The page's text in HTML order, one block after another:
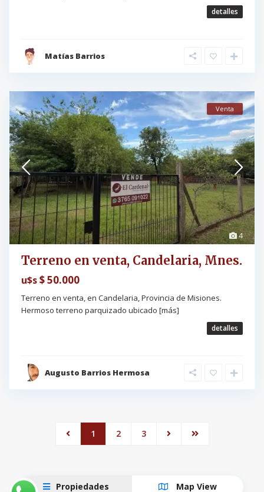
detalles
Matías Barrios
4
Venta
Terreno en venta, Candelaria, Mnes.
u$s$ 50.000
Terreno en venta, en Candelaria, Provincia de Misiones.
Hermoso terreno parquizado ubicado [más]
detalles
Augusto Barrios Hermosa
1 2 3
Propiedades Map View